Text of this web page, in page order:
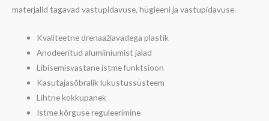
materjalid tagavad vastupidavuse, hügieeni ja vastupidavuse.
Kvaliteetne drenaažiavadega plastik
Anodeeritud alumiiniumist jalad
Libisemisvastane istme funktsioon
Kasutajasõbralik lukustussüsteem
Lihtne kokkupanek
Istme kõrguse reguleerimine